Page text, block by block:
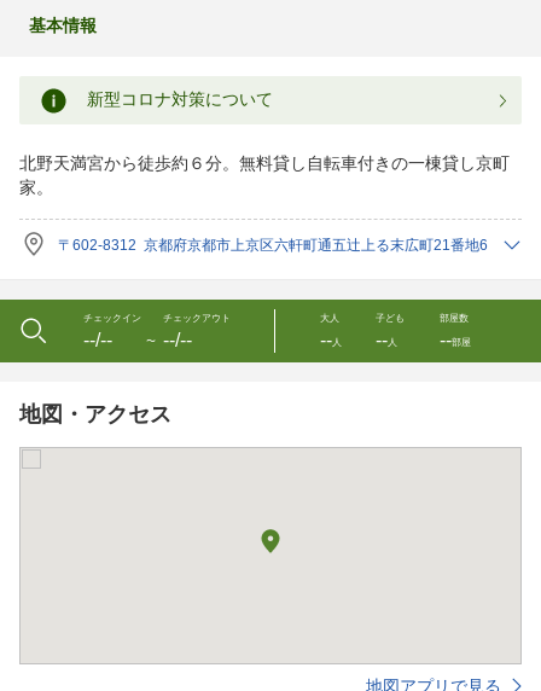
基本情報
新型コロナ対策について
北野天満宮から徒歩約６分。無料貸し自転車付きの一棟貸し京町
家。
〒602-8312 京都府京都市上京区六軒町通五辻上る末広町21番地6
チェックイン
--/-- 〜
チェックアウト
--/--
大人
--人
子ども
--人
部屋数
--部屋
地図・アクセス
地図アプリで見る